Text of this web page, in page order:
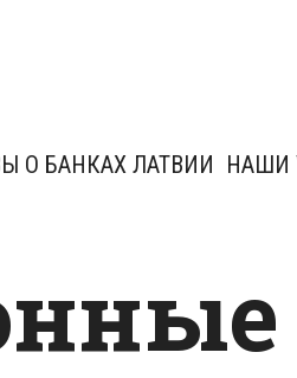
О БАНКАХ ЛАТВИИ НАШИ